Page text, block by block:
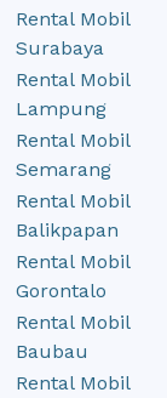
Rental Mobil
Surabaya
Rental Mobil
Lampung
Rental Mobil
Semarang
Rental Mobil
Balikpapan
Rental Mobil
Gorontalo
Rental Mobil
Baubau
Rental Mobil